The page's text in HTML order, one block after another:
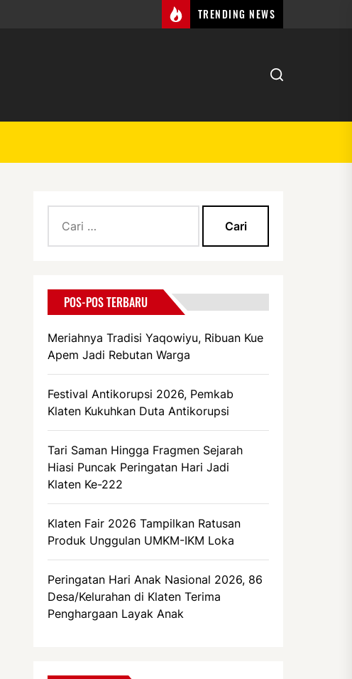
TRENDING NEWS
untuk:
POS-POS TERBARU
Meriahnya Tradisi Yaqowiyu, Ribuan Kue
Apem Jadi Rebutan Warga
Festival Antikorupsi 2026, Pemkab
Klaten Kukuhkan Duta Antikorupsi
Tari Saman Hingga Fragmen Sejarah
Hiasi Puncak Peringatan Hari Jadi
Klaten Ke-222
Klaten Fair 2026 Tampilkan Ratusan
Produk Unggulan UMKM-IKM Loka
Peringatan Hari Anak Nasional 2026, 86
Desa/Kelurahan di Klaten Terima
Penghargaan Layak Anak